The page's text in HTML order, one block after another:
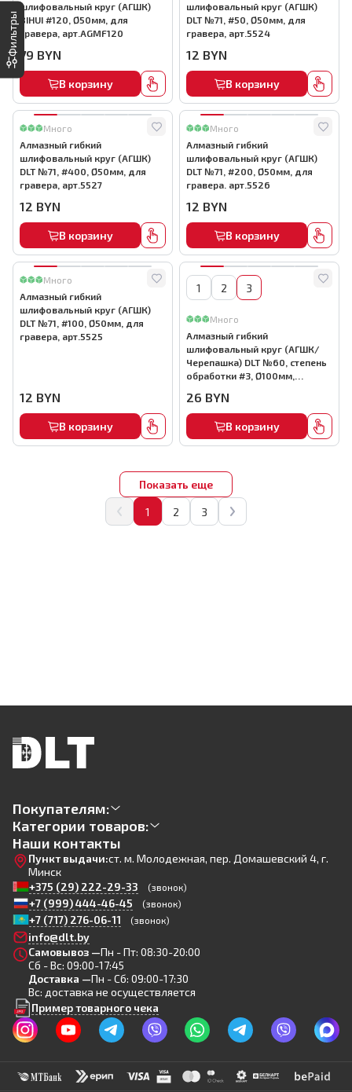
Фильтры
шлифовальный круг (АГШК)
BIHUI #120, Ø50мм, для
гравера, арт.AGMF120
79 BYN
В корзину
шлифовальный круг (АГШК)
DLT №71, #50, Ø50мм, для
гравера, арт.5524
12 BYN
В корзину
Много
Алмазный гибкий
шлифовальный круг (АГШК)
DLT №71, #400, Ø50мм, для
гравера, арт.5527
12 BYN
В корзину
Много
Алмазный гибкий
шлифовальный круг (АГШК)
DLT №71, #200, Ø50мм, для
гравера. арт.5526
12 BYN
В корзину
Много
Алмазный гибкий
шлифовальный круг (АГШК)
DLT №71, #100, Ø50мм, для
гравера, арт.5525
12 BYN
В корзину
1 2 3
Много
Алмазный гибкий
шлифовальный круг (АГШК/
Черепашка) DLT №60, степень
обработки #3, Ø100мм,
26 BYN
В корзину
Показать еще
1 2 3
Покупателям:
Категории товаров:
Наши контакты
Пункт выдачи:ст. м. Молодежная, пер. Домашевский 4, г.
Минск
+375 (29) 222-29-33
(звонок)
+7 (999) 444-46-45 (звонок)
+7 (717) 276-06-11 (звонок)
info@dlt.by
Самовывоз —Пн - Пт: 08:30-20:00
Сб - Вс: 09:00-17:45
Доставка —Пн - Сб: 09:00-17:30
Вс: доставка не осуществляется
Пример товарного чека